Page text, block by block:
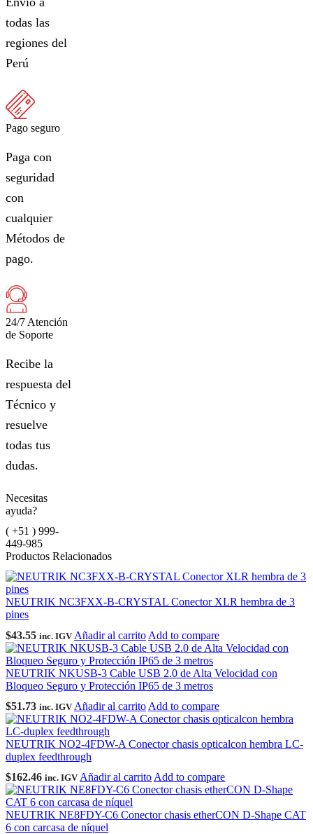
todas las
regiones del
Perú
Pago seguro
Paga con
seguridad
con
cualquier
Métodos de
pago.
24/7 Atención
de Soporte
Recibe la
respuesta del
Técnico y
resuelve
todas tus
dudas.
Necesitas
ayuda?
( +51 ) 999-
449-985
Productos Relacionados
NEUTRIK NC3FXX-B-CRYSTAL Conector XLR hembra de 3
pines
$43.55 inc. IGV Añadir al carrito Add to compare
NEUTRIK NKUSB-3 Cable USB 2.0 de Alta Velocidad con
Bloqueo Seguro y Protección IP65 de 3 metros
$51.73 inc. IGV Añadir al carrito Add to compare
NEUTRIK NO2-4FDW-A Conector chasis opticalcon hembra LC-
duplex feedthrough
$162.46 inc. IGV Añadir al carrito Add to compare
NEUTRIK NE8FDY-C6 Conector chasis etherCON D-Shape CAT
6 con carcasa de níquel